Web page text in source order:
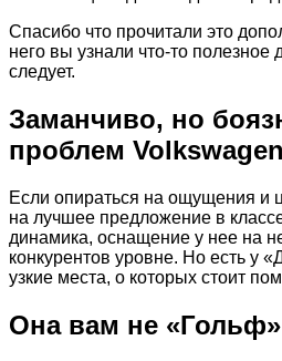
Спасибо что прочитали это
него вы узнали что-то
следует.
Заманчиво, но
проблем
Если опираться на ощущения и
на лучшее предложение в
динамика, оснащение у нее на
конкурентов уровне. Но есть у
узкие места, о которых стоит
Она вам не «Гольф»